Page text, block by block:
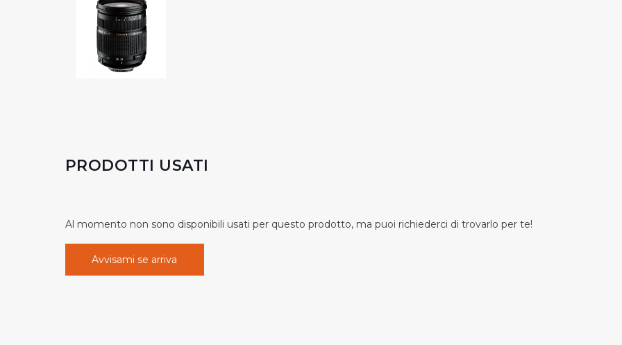
PRODOTTI USATI
Al momento non sono disponibili usati per questo prodotto, ma puoi richiederci di trovarlo per te!
Avvisami se arriva